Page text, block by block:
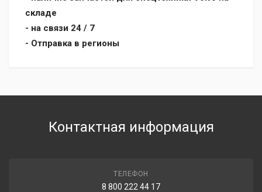
складе
- на связи 24 / 7
- Отправка в регионы
Контактная информация
ТЕЛЕФОН
8 800 222 44 17